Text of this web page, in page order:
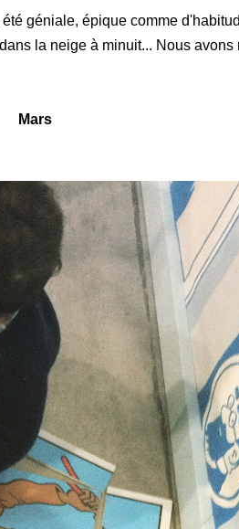
géniale, épique comme
la neige à minuit... Nous avons
Mars